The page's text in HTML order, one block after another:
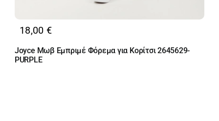
18,00 €
Joyce Μωβ Εμπριμέ Φόρεμα για Κορίτσι 2645629-
PURPLE